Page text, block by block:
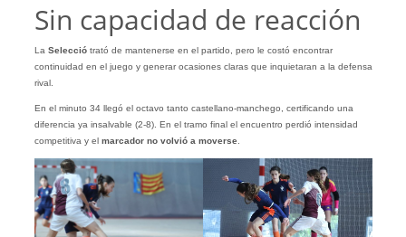
Sin capacidad de reacción
La Selecciótrató de mantenerse en el partido, pero le costó encontrar
continuidad en el juego y generar ocasiones claras que inquietaran a la defensa
rival.
En el minuto 34 llegó el octavo tanto castellano-manchego, certificando una
diferencia ya insalvable (2-8). En el tramo final el encuentro perdió intensidad
competitiva y el marcador no volvió a moverse.